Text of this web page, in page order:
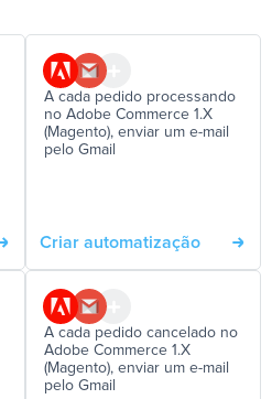
A cada pedido processando
no Adobe Commerce 1.X
(Magento), enviar um e-mail
pelo Gmail
Criar automatização
A cada pedido cancelado no
Adobe Commerce 1.X
(Magento), enviar um e-mail
pelo Gmail